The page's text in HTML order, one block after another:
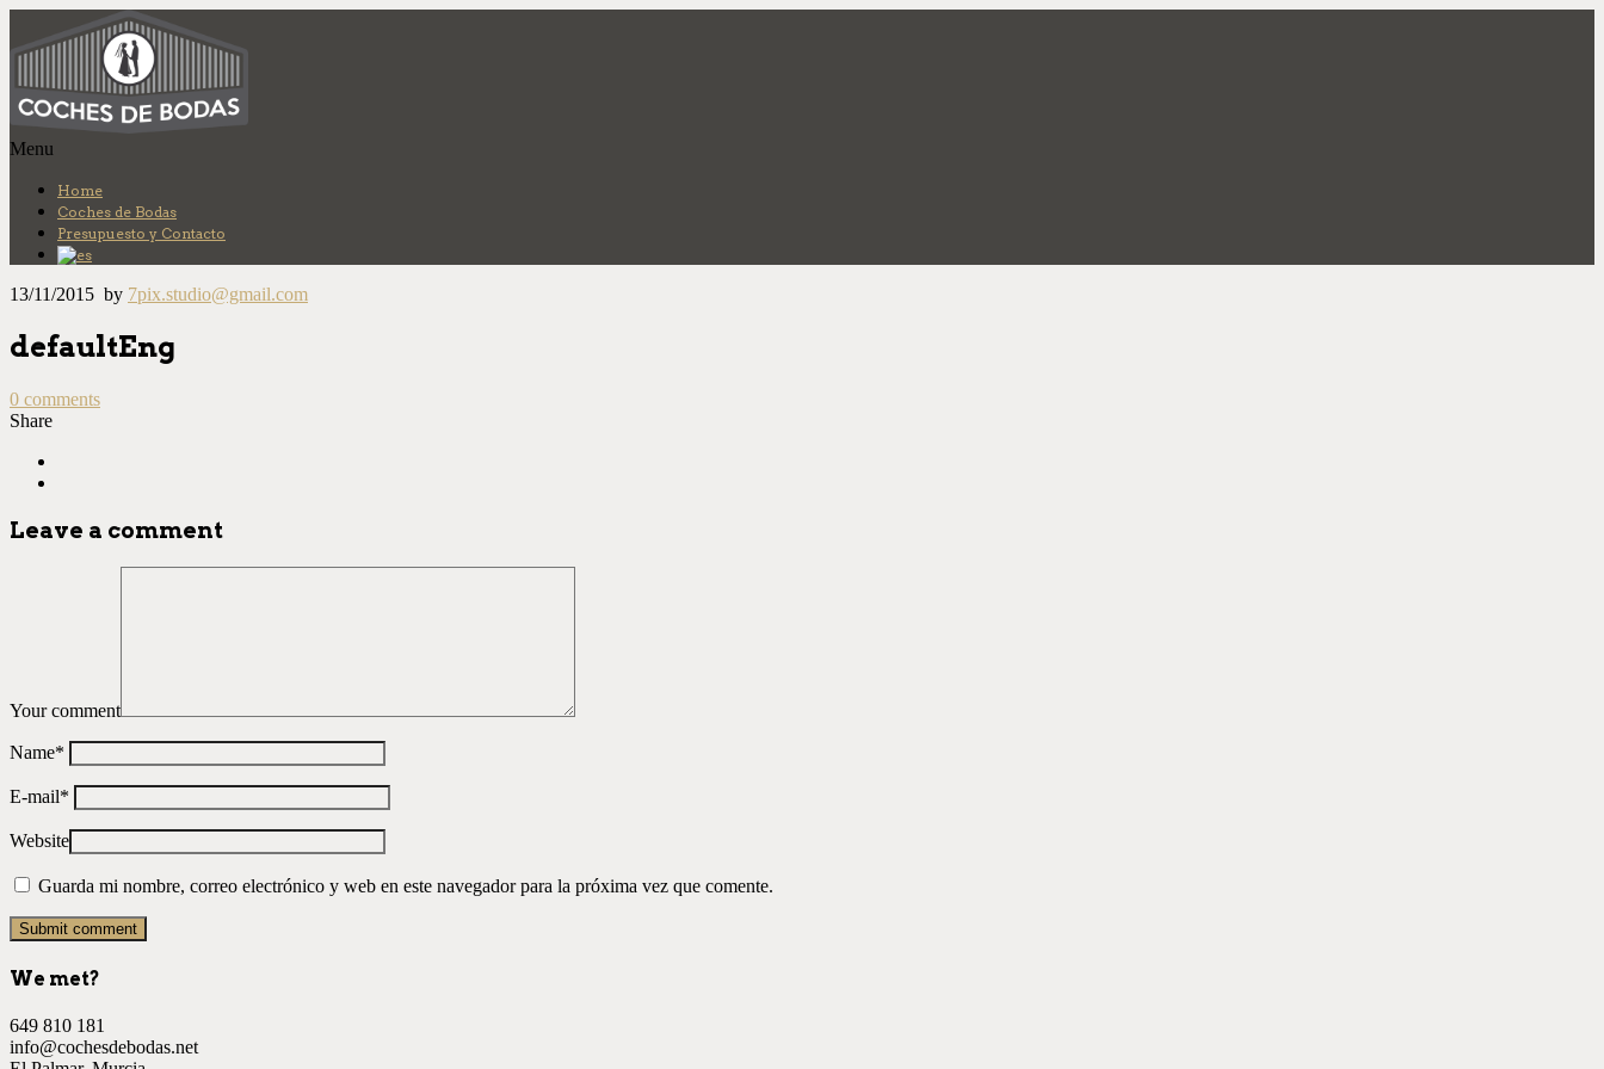
Menu
Home
Coches de Bodas
Presupuesto y Contacto
13/11/2015 by 7pix.studio@gmail.com
defaultEng
0 comments
Share
Leave a comment
Your comment
Name*
E-mail*
Website
Guarda mi nombre, correo electrónico y web en este navegador para la próxima vez que comente.
We met?
649 810 181
info@cochesdebodas.net
Más info.